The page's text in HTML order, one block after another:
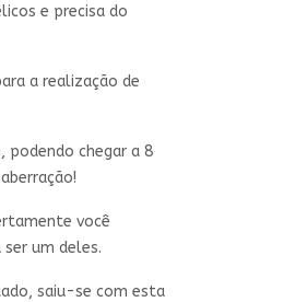
e precisa do
a realização de
podendo chegar a 8
você
um deles.
saiu-se com esta